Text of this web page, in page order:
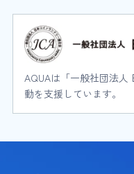
AQUAは「一般社団法人
動を支援しています。